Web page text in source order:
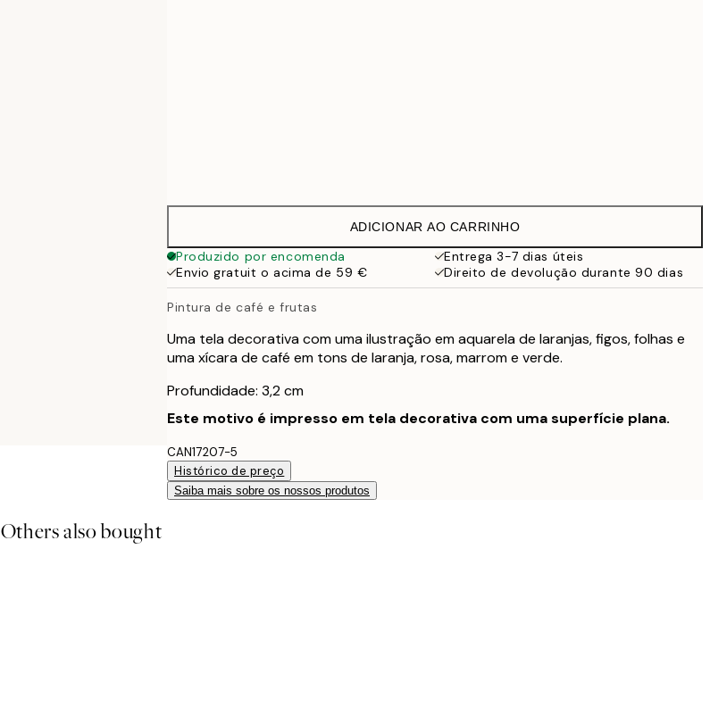
ADICIONAR AO CARRINHO
Produzido por encomenda
Entrega 3-7 dias úteis
Envio gratuit o acima de 59 €
Direito de devolução durante 90 dias
Pintura de café e frutas
Uma tela decorativa com uma ilustração em aquarela de laranjas, figos, folhas e
uma xícara de café em tons de laranja, rosa, marrom e verde.
Profundidade: 3,2 cm
Este motivo é impresso em tela decorativa com uma superfície plana.
CAN17207-5
Histórico de preço
Saiba mais sobre os nossos produtos
Others also bought